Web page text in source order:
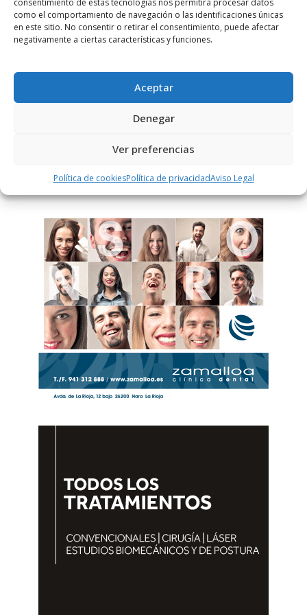
como el comportamiento de navegación o las identificaciones únicas
en este sitio. No consentir o retirar el consentimiento, puede afectar
negativamente a ciertas características y funciones.
Aceptar
Denegar
Ver preferencias
Política de cookiesPolítica de privacidadAviso Legal
Notificarme vía correo electrónico cuando el comentario sea
Este sitio usa Akismet para reducir el spam.